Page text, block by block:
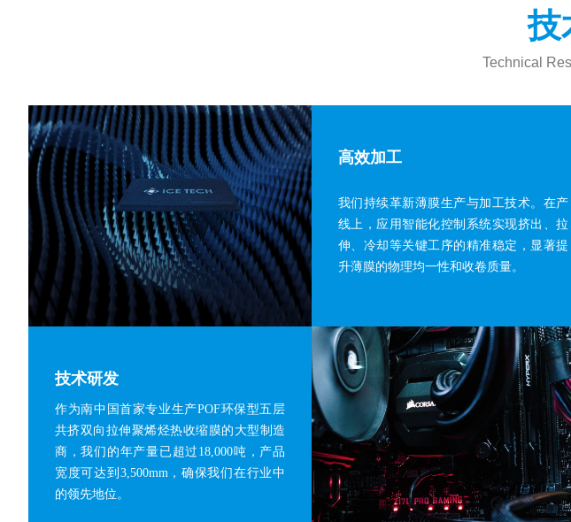
技
Technical
我们持续革新薄膜生产与加工技术。在产
线上，应用智能化控制系统实现挤出、拉
伸、冷却等关键工序的精准稳定，显著提
升薄膜的物理均一性和收卷质量。
高效加工
作为南中国首家专业生产POF环保型五层
共挤双向拉伸聚烯烃热收缩膜的大型制造
商，我们的年产量已超过18,000吨，产品
宽度可达到3,500mm，确保我们在行业中
的领先地位。
技术研发